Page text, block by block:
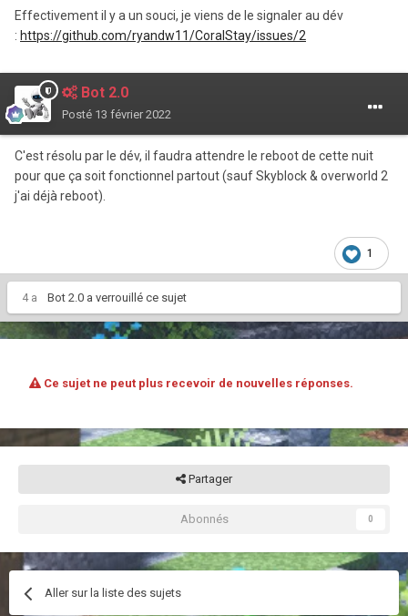
Effectivement il y a un souci, je viens de le signaler au dév
: https://github.com/ryandw11/CoralStay/issues/2
Bot 2.0
Posté 13 février 2022
C'est résolu par le dév, il faudra attendre le reboot de cette nuit
pour que ça soit fonctionnel partout (sauf Skyblock & overworld 2
j'ai déjà reboot).
1
4 a Bot 2.0 a verrouillé ce sujet
Ce sujet ne peut plus recevoir de nouvelles réponses.
Partager
Abonnés 0
Aller sur la liste des sujets